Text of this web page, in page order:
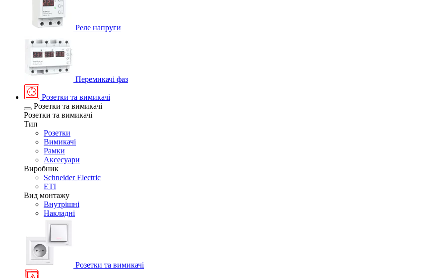
Реле напруги
Перемикачі фаз
Розетки та вимикачі
Розетки та вимикачі
Розетки та вимикачі
Тип
Розетки
Вимикачі
Рамки
Аксесуари
Виробник
Schneider Electric
ETI
Вид монтажу
Внутрішні
Накладні
Розетки та вимикачі